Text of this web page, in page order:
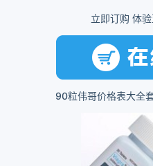
立即订购 体
90粒伟哥价格表大全